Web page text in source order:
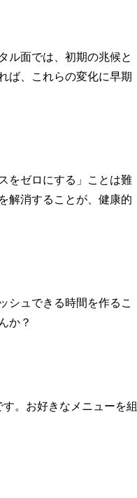
ル面では、初期の兆候と
ば、これらの変化に早期
をゼロにする」ことは難
解消することが、健康的
シュできる時間を作るこ
か？
。お好きなメニューを組